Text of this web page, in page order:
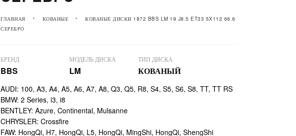
ГЛАВНАЯ КОВАНЫЕ
КОВАНЫЕ ДИСКИ 1872 BBS LM 19 J8.5 ET33 5X112 66.6
СЕРЕБРО
БРЕНД
BBS
МОДЕЛЬ ДИСКА
LM
ТИП ДИСКА
КОВАНЫЙ
AUDI: 100, A3, A4, A5, A6, A7, A8, Q3, Q5, R8, S4, S5, S6, S8, TT, TT RS
BMW: 2 Series, i3, i8
BENTLEY: Azure, Continental, Mulsanne
CHRYSLER: Crossfire
FAW: HongQi, H7, HongQi, L5, HongQi, MingShi, HongQi, ShengShi